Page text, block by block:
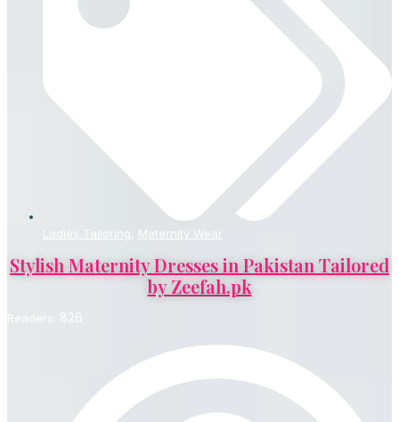
Ladies Tailoring Maternity Wear
Stylish Maternity Dresses in Pakistan Tailored
by Zeefah.pk
Readers: 826